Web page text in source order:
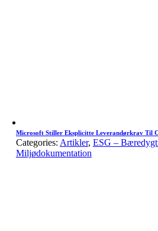
Microsoft Stiller Eksplicitte Leverandørkrav Til
Categories: Artikler, ESG –
Miljødokumentation